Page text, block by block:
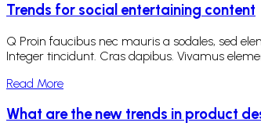
Trends for social entertaining content
Q Proin faucibus nec mauris a sodales, sed
Integer tincidunt. Cras dapibus. Vivamus
Read More
What are the new trends in product